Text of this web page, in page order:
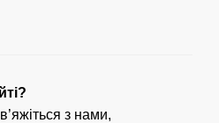
з нами,